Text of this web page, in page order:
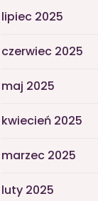
lipiec 2025
czerwiec 2025
maj 2025
kwiecień 2025
marzec 2025
luty 2025